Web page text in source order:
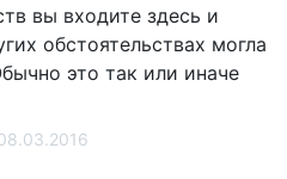
вы входите здесь и
обстоятельствах могла
это так или иначе